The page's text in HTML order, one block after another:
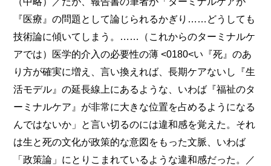
『医療』の問題として論じられるかぎり……どうしても
技術論に傾いてしまう。……（これからのターミナルケ
アでは）医学的介入の必要性の薄 <0180<い『死』のあ
り方が確実に増え、言い換えれば、長期ケアないし『生
活モデル』の延長線上にあるような、いわば『福祉のタ
ーミナルケア』が非常に大きな位置を占めるようになる
んではないか」と言い切るのには違和感を覚えた。それ
は生と死の文化が政策的な意図をもった文脈、いわば
「政策論」にとりこまれているような違和感だった。／